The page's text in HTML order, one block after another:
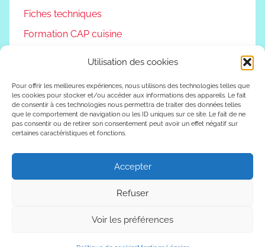
Utilisation des cookies
Pour offrir les meilleures expériences, nous utilisons des technologies telles que
les cookies pour stocker et/ou accéder aux informations des appareils. Le fait
de consentir à ces technologies nous permettra de traiter des données telles
que le comportement de navigation ou les ID uniques sur ce site. Le fait de ne
pas consentir ou de retirer son consentement peut avoir un effet négatif sur
certaines caractéristiques et fonctions.
Accepter
Refuser
Voir les préférences
Fiches techniques
Formation CAP cuisine
Reconversion professionnelle
Vivre autrement
Vlog
WordPress Theme: Donovan by ThemeZee.